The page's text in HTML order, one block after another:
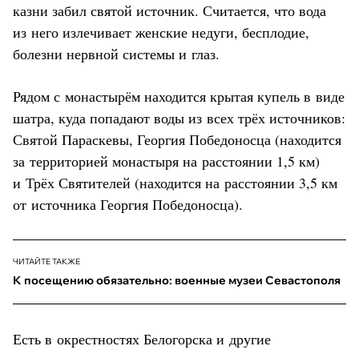
казни забил святой источник. Считается, что вода
из него излечивает женские недуги, бесплодие,
болезни нервной системы и глаз.
Рядом с монастырём находится крытая купель в виде
шатра, куда попадают воды из всех трёх источников:
Святой Параскевы, Георгия Победоносца (находится
за территорией монастыря на расстоянии 1,5 км)
и Трёх Святителей (находится на расстоянии 3,5 км
от источника Георгия Победоносца).
ЧИТАЙТЕ ТАКЖЕ
К посещению обязательно: военные музеи Севастополя
Есть в окрестностях Белогорска и другие